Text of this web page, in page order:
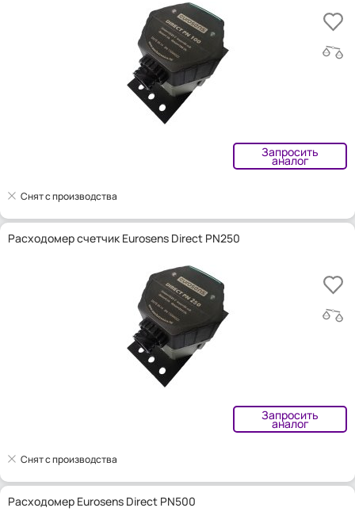
Запросить
аналог
Снят с производства
Расходомер счетчик Eurosens Direct PN250
Запросить
аналог
Снят с производства
Расходомер Eurosens Direct PN500